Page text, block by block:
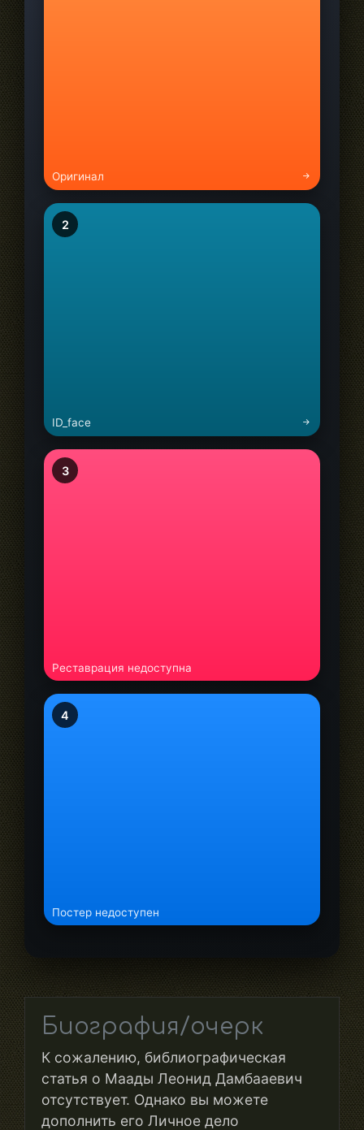
Оригинал
2
ID_face
3
Реставрация недоступна
4
Постер недоступен
Биография/очерк
К сожалению, библиографическая
статья о Маады Леонид Дамбааевич
отсутствует. Однако вы можете
дополнить его Личное дело